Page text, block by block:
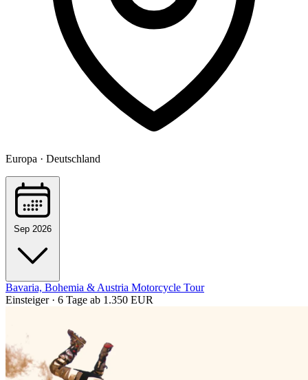
Europa · Deutschland
Sep 2026
Bavaria, Bohemia & Austria Motorcycle Tour
Einsteiger · 6 Tage ab 1.350 EUR